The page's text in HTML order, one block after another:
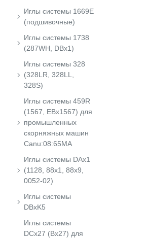
Иглы системы 1669E
(подшивочные)
Иглы системы 1738
(287WH, DBx1)
Иглы системы 328
(328LR, 328LL,
328S)
Иглы системы 459R
(1567, EBx1567) для
промышленных
скорняжных машин
Canu:08:65MA
Иглы системы DAx1
(1128, 88x1, 88x9,
0052-02)
Иглы системы
DBxK5
Иглы системы
DCx27 (Bx27) для